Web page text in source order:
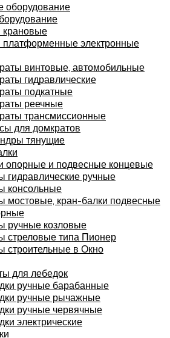
оборудование
электронные
винтовые, автомобильные
гидравлические
подкатные
реечные
трансмиссионные
для домкратов
тянущие
опорные и подвесные концевые
гидравлические ручные
консольные
мостовые, кран-балки подвесные
ручные козловые
стреловые типа Пионер
строительные в Окно
для лебедок
ручные барабанные
ручные рычажные
ручные червячные
электрические